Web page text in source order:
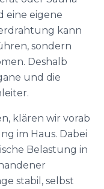
eine eigene
kann
sondern
Deshalb
und die
klären wir vorab
im Haus. Dabei
Belastung in
stabil, selbst